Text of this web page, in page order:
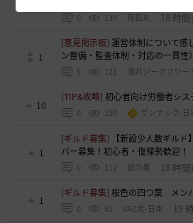
0 139 夜狐丸 18 時間
1
[意見掲示板]運営体制について感
ン整備・監査体制・対応の一貫性）
0 121 浅井ジークフリー
10
[TIP&攻略]初心者向け労働者シ
0 190 ザンナック-日
1
[ギルド募集]
【新設少人数ギル
バー募集！初心者・復帰勢歓迎！
0 112 鼠の巣 18 時
1
[ギルド募集]桜色の四つ葉 メン
0 91 VAZ光-日本 19